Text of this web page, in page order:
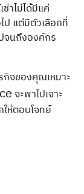
าไม่ได้มีแค่
ป แต่มีตัวเลือกที่
จนถึงองค์กร
กิจของคุณเหมาะ
จะพาไปเจาะ
ห้ตอบโจทย์